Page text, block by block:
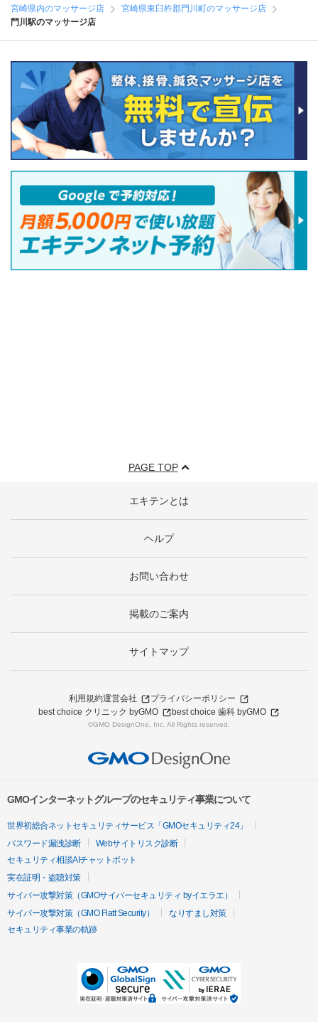
宮崎県内のマッサージ店
宮崎県東臼杵郡門川町のマッサージ店
門川駅のマッサージ店
PAGE TOP
エキテンとは
ヘルプ
お問い合わせ
掲載のご案内
サイトマップ
利用規約運営会社
プライバシーポリシー
best choice クリニック byGMO
best choice 歯科 byGMO
©GMO DesignOne, Inc. All Rights reserved.
GMOインターネットグループのセキュリティ事業について
世界初総合ネットセキュリティサービス「GMOセキュリティ24」
パスワード漏洩診断
Webサイトリスク診断
セキュリティ相談AIチャットボット
実在証明・盗聴対策
サイバー攻撃対策（GMOサイバーセキュリティ byイエラエ）
サイバー攻撃対策（GMO Flatt Security）
なりすまし対策
セキュリティ事業の軌跡